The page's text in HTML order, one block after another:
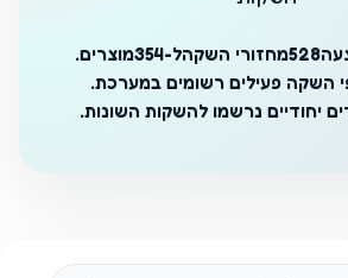
528מחזורי השקהל-354
מוצרים.
השקה פעילים רשומים במערכת.
יחודיים נרשמו להשקות השונות.